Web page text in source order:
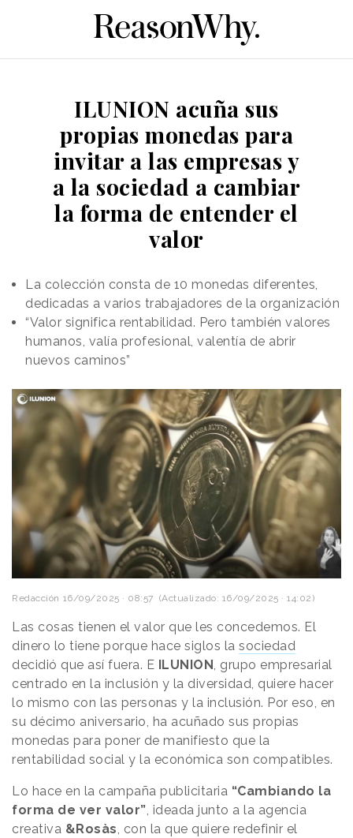
ILUNION acuña sus
propias monedas para
invitar a las empresas y
a la sociedad a cambiar
la forma de entender el
valor
La colección consta de 10 monedas diferentes,
dedicadas a varios trabajadores de la organización
“Valor significa rentabilidad. Pero también valores
humanos, valía profesional, valentía de abrir
nuevos caminos”
Redacción 16/09/2025 · 08:57 (Actualizado: 16/09/2025 · 14:02)
Las cosas tienen el valor que les concedemos. El
dinero lo tiene porque hace siglos la sociedad
decidió que así fuera. E ILUNION , grupo empresarial
centrado en la inclusión y la diversidad, quiere hacer
lo mismo con las personas y la inclusión. Por eso, en
su décimo aniversario, ha acuñado sus propias
monedas para poner de manifiesto que la
rentabilidad social ​y la económica son compatibles.
Lo hace en la campaña publicitaria “Cambiando la
forma de ver valor”, ideada junto a la agencia
creativa &Rosàs, con la que quiere redefinir el